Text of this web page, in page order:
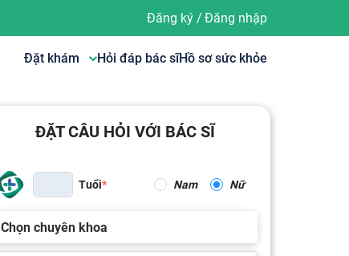
Đăng ký/ Đăng nhập
Đặt khám Hỏi đáp bác sĩHồ sơ sức khỏe
ĐẶT CÂU HỎI VỚI BÁC SĨ
Tuổi Nam Nữ
Chọn chuyên khoa